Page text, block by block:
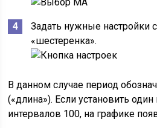
Задать нужные настройки
«шестеренка».
В данном случае период
(«длина»). Если установить
интервалов 100, на графике